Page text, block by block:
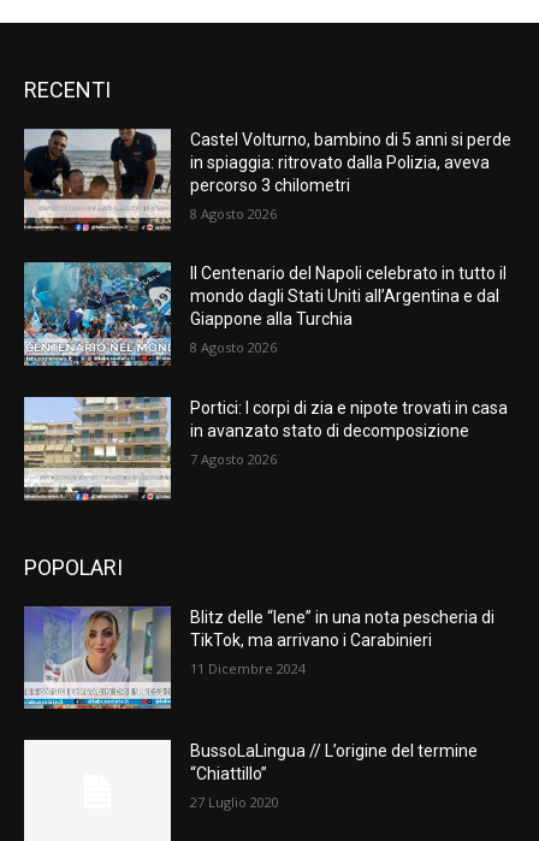
RECENTI
Castel Volturno, bambino di 5 anni si perde
in spiaggia: ritrovato dalla Polizia, aveva
percorso 3 chilometri
8 Agosto 2026
Il Centenario del Napoli celebrato in tutto il
mondo dagli Stati Uniti all’Argentina e dal
Giappone alla Turchia
8 Agosto 2026
Portici: I corpi di zia e nipote trovati in casa
in avanzato stato di decomposizione
7 Agosto 2026
POPOLARI
Blitz delle “Iene” in una nota pescheria di
TikTok, ma arrivano i Carabinieri
11 Dicembre 2024
BussoLaLingua // L’origine del termine
“Chiattillo”
27 Luglio 2020